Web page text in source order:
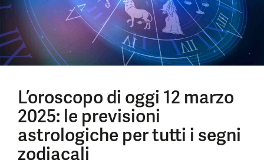
L’oroscopo di oggi 12 marzo
2025: le previsioni
astrologiche per tutti i segni
zodiacali